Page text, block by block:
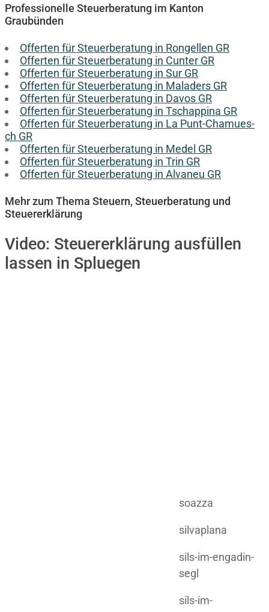
Professionelle Steuerberatung im Kanton
Graubünden
Offerten für Steuerberatung in Rongellen GR
Offerten für Steuerberatung in Cunter GR
Offerten für Steuerberatung in Sur GR
Offerten für Steuerberatung in Maladers GR
Offerten für Steuerberatung in Davos GR
Offerten für Steuerberatung in Tschappina GR
Offerten für Steuerberatung in La Punt-Chamues-
ch GR
Offerten für Steuerberatung in Medel GR
Offerten für Steuerberatung in Trin GR
Offerten für Steuerberatung in Alvaneu GR
Mehr zum Thema Steuern, Steuerberatung und
Steuererklärung
Video: Steuererklärung ausfüllen
lassen in Spluegen
soazza
silvaplana
sils-im-engadin-
segl
sils-im-